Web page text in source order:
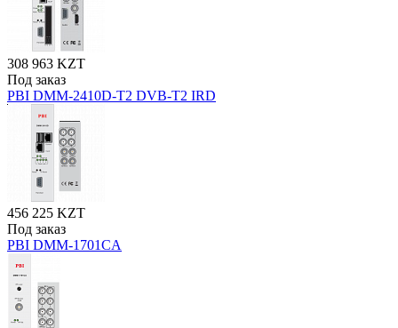
308 963 KZT
Под заказ
PBI DMM-2410D-T2 DVB-T2 IRD
456 225 KZT
Под заказ
PBI DMM-1701CA